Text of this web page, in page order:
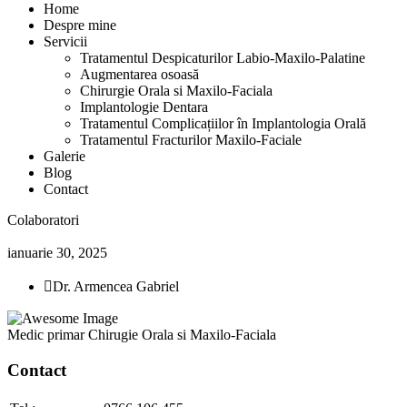
Home
Despre mine
Servicii
Tratamentul Despicaturilor Labio-Maxilo-Palatine
Augmentarea osoasă
Chirurgie Orala si Maxilo-Faciala
Implantologie Dentara
Tratamentul Complicațiilor în Implantologia Orală
Tratamentul Fracturilor Maxilo-Faciale
Galerie
Blog
Contact
Colaboratori
ianuarie 30, 2025
Dr. Armencea Gabriel
Medic primar Chirugie Orala si Maxilo-Faciala
Contact